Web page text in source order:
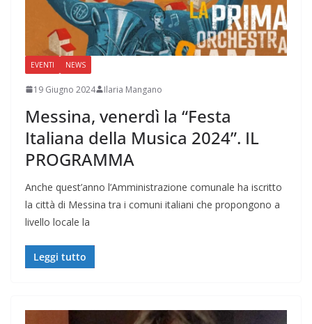
EVENTI NEWS
19 Giugno 2024 Ilaria Mangano
Messina, venerdì la “Festa
Italiana della Musica 2024”. IL
PROGRAMMA
Anche quest’anno l’Amministrazione comunale ha iscritto
la città di Messina tra i comuni italiani che propongono a
livello locale la
Leggi tutto